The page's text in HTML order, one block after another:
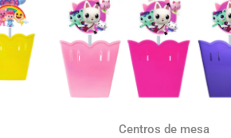
Centros de mesa